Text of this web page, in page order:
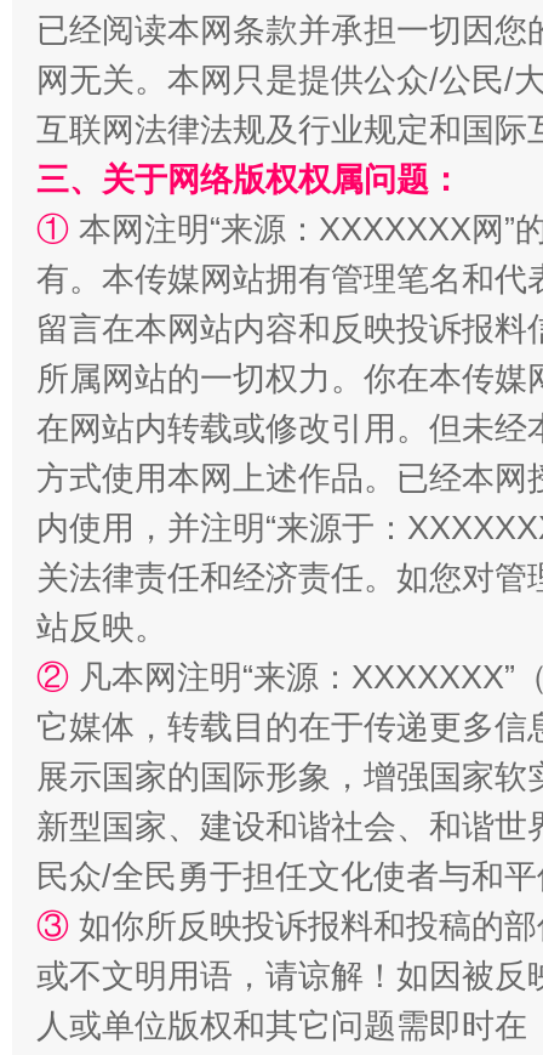
阿坝州三大球赛在茂县开幕 规模
国家大学科技园优化重塑工作
扯下公款旅游的“隐身衣” 如何以
已经阅读本网条款并承担一切因
网无关。本网只是提供公众/公民/
互联网法律法规及行业规定和国
三、关于网络版权权属问题：
① 本网注明“来源：XXXXXXX网”
有。本传媒网站拥有管理笔名和
留言在本网站内容和反映投诉报
所属网站的一切权力。你在本传
在网站内转载或修改引用。但未
方式使用本网上述作品。已经本
内使用，并注明“来源于：
关法律责任和经济责任。如您对
站反映。
② 凡本网注明“来源：
它媒体，转载目的在于传递更多
展示国家的国际形象，增强国家
新型国家、建设和谐社会、和谐
民众/全民勇于担任文化使者与和
③ 如你所反映投诉报料和投稿的
或不文明用语，请谅解！如因被
人或单位版权和其它问题需即时在